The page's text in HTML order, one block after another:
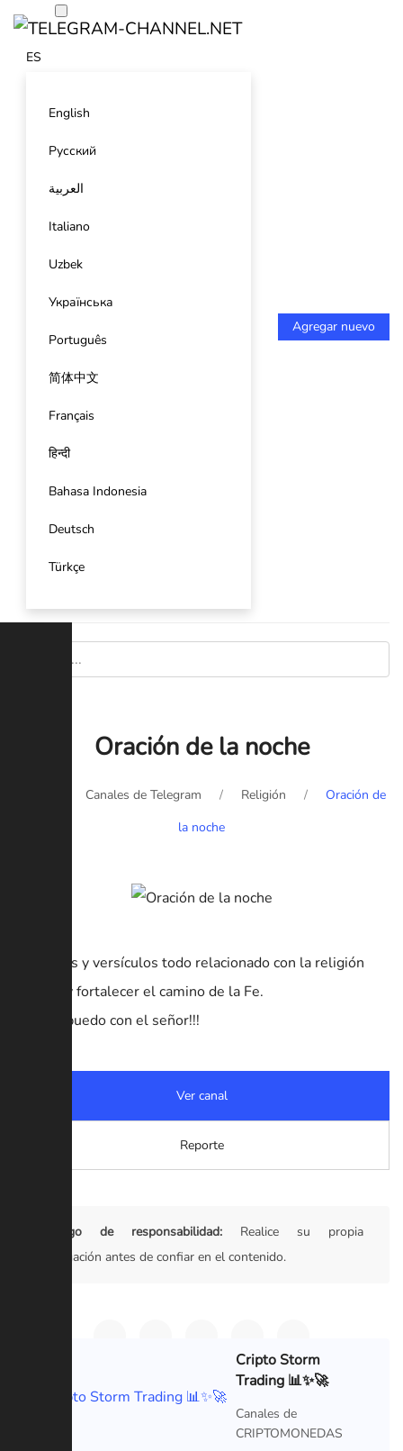
ES
English
Русский
العربية
Italiano
Uzbek
Українська
Português
简体中文
Français
हिन्दी
Bahasa Indonesia
Deutsch
Türkçe
Agregar nuevo
Oración de la noche
Canales de Telegram Religión
Oración de
la noche
Oraciones y versículos todo relacionado con la religión
católica y fortalecer el camino de la Fe.
Todo lo puedo con el señor!!!
Ver canal
Reporte
Descargo de responsabilidad: Realice su propia
investigación antes de confiar en el contenido.
Cripto Storm
Trading 📊✨🚀
Canales de
CRIPTOMONEDAS